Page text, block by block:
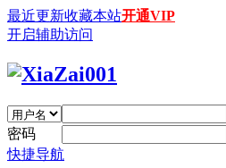
最近更新收藏本站开通VIP
开启辅助访问
密码
快捷导航